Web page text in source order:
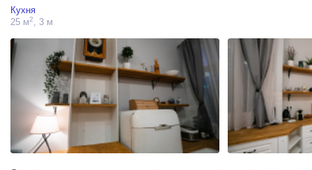
освещения.
Кухня
25 м2, 3 м